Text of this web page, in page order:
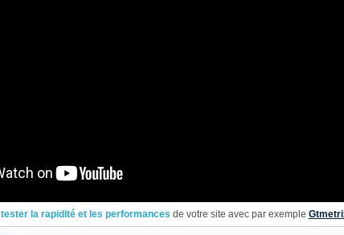
tester la rapidité et les performances de votre site avec par exemple